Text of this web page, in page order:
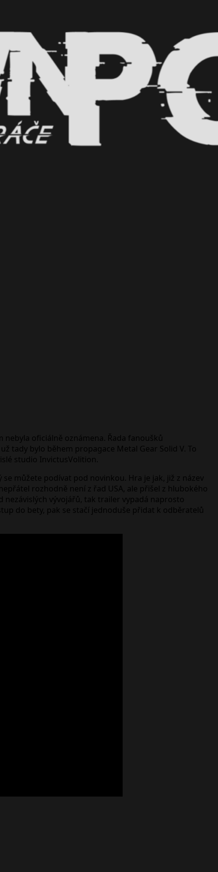
oficiálně oznámena. Řada fanoušků
tady bylo během propagace Metal Gear Solid V. To
studio InvictusVolition.
můžete podívat pod novinkou. Hra je jak, již z název
rozhodně není z řad USA, ale přišel z hlubokého
vývojářů, tak trailer vypadá naprosto
do bety, pak se stačí jednoduše přidat k odběratelů